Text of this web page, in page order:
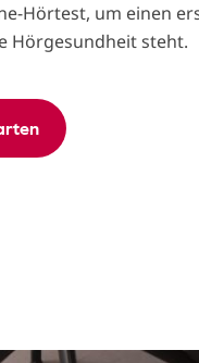
Hörtest, um einen
Hörgesundheit steht.